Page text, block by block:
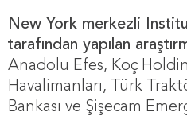
New York merkezli
tarafından yapılan
Anadolu Efes, Koç
Havalimanları, Türk
Bankası ve Şişecam